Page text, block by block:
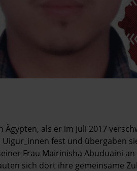
als er im Juli 2017
fest und übergaben
Frau Mairinisha Abuduaini
sich dort ihre gemeinsame